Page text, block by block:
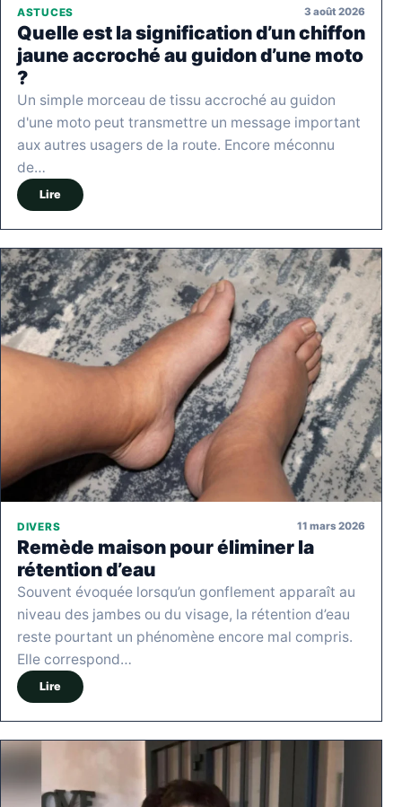
ASTUCES 3 août 2026
Quelle est la signification d’un chiffon
jaune accroché au guidon d’une moto
?
Un simple morceau de tissu accroché au guidon
d'une moto peut transmettre un message important
aux autres usagers de la route. Encore méconnu
de…
Lire
DIVERS 11 mars 2026
Remède maison pour éliminer la
rétention d’eau
Souvent évoquée lorsqu’un gonflement apparaît au
niveau des jambes ou du visage, la rétention d’eau
reste pourtant un phénomène encore mal compris.
Elle correspond…
Lire